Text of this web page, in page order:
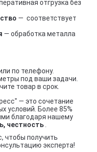
отгрузка без
— соответствует
— обработка металла
по телефону.
под ваши задачи.
товар в срок.
— это сочетание
условий. Более 85%
благодаря нашему
честность
чтобы получить
эксперта!